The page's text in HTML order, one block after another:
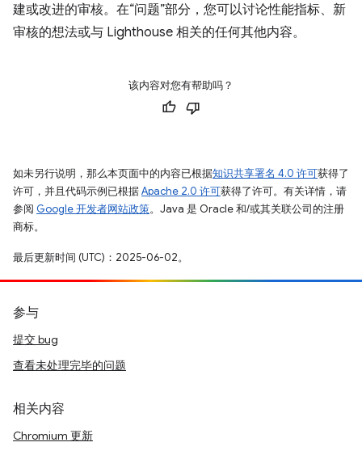
建或改进的审核。在“问题”部分，您可以讨论性能指标、新
审核的想法或与 Lighthouse 相关的任何其他内容。
该内容对您有帮助吗？
如未另行说明，那么本页面中的内容已根据知识共享署名 4.0 许可获得了
许可，并且代码示例已根据Apache 2.0 许可获得了许可。有关详情，请
参阅 Google 开发者网站政策。Java 是 Oracle 和/或其关联公司的注册
商标。
最后更新时间 (UTC)：2025-06-02。
参与
提交 bug
查看未处理完毕的问题
相关内容
Chromium 更新